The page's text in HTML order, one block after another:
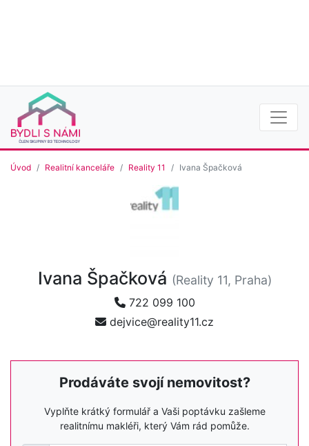
Úvod Realitní kanceláře Reality 11 Ivana Špačková
Ivana Špačková (Reality 11, Praha)
722 099 100
dejvice@reality11.cz
Prodáváte svojí nemovitost?
Vyplňte krátký formulář a Vaši poptávku zašleme
realitnímu makléři, který Vám rád pomůže.